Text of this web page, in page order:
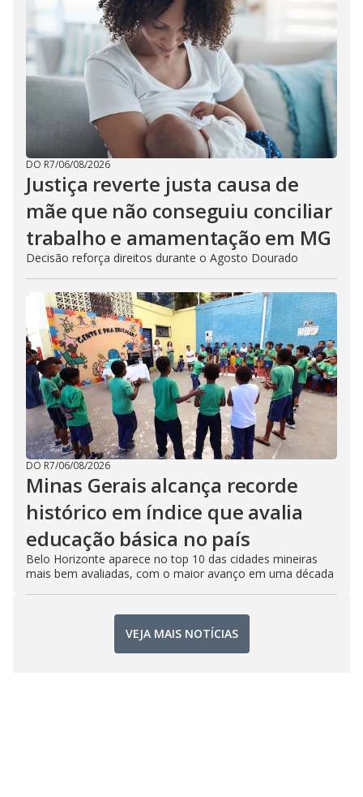
DO R7/06/08/2026
Justiça reverte justa causa de
mãe que não conseguiu conciliar
trabalho e amamentação em MG
Decisão reforça direitos durante o Agosto Dourado
DO R7/06/08/2026
Minas Gerais alcança recorde
histórico em índice que avalia
educação básica no país
Belo Horizonte aparece no top 10 das cidades mineiras
mais bem avaliadas, com o maior avanço em uma década
VEJA MAIS NOTÍCIAS